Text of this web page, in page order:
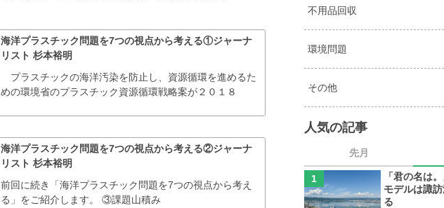
海洋プラスチック問題を7つの視点から考える①ジャーナ
リスト 杉本裕明
プラスチックの海洋汚染を防止し、資源循環を進めるた
めの環境省のプラスチック資源循環戦略案が２０１８
海洋プラスチック問題を7つの視点から考える②ジャーナ
リスト 杉本裕明
前回に続き「海洋プラスチック問題を7つの視点から考え
る」をご紹介します。 ③課題山積み
不用品回収
環境問題
その他
人気の記事
先月
「君の名は
モデルは諏
る